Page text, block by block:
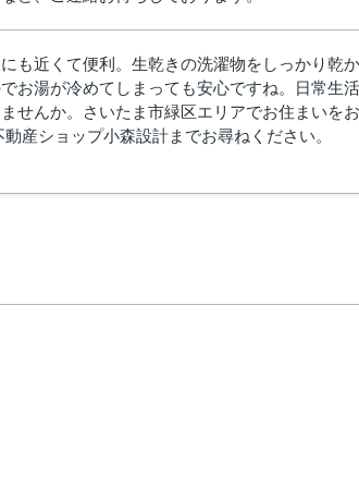
も近くて便利。生乾きの洗濯物をしっかり乾
お湯が冷めてしまっても安心ですね。日常生
せんか。さいたま市緑区エリアでお住まいを
産ショップ小森設計までお尋ねください。